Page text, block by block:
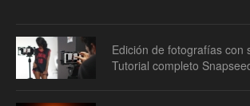
Edición de fotografías con
Tutorial completo